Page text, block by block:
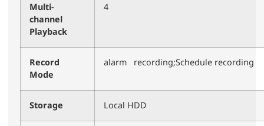
Multi-
channel
Playback
4
Record
Mode
alarm recording;Schedule recording
Storage Local HDD